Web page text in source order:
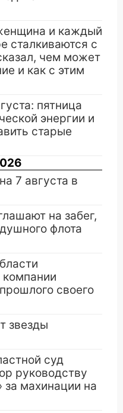
и каждый
сталкиваются с
чем может
и как с этим
пятница
энергии и
старые
7 августа в
на забег,
флота
компании
своего
звезды
суд
руководству
махинации на